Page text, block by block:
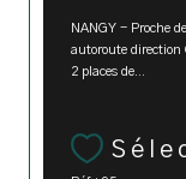
NANGY - Proche
autoroute direction
2 places de...